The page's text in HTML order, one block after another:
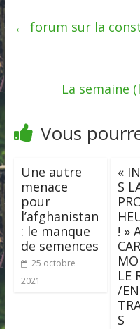
← forum sur la
La semaine
Vous
Une autre
menace
pour
l’afghanistan
: le manque
de semences
25 octobre
2021
«
S
! »
LE
/EN
S